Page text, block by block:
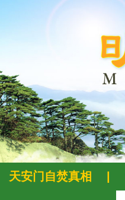
天安门自焚真相